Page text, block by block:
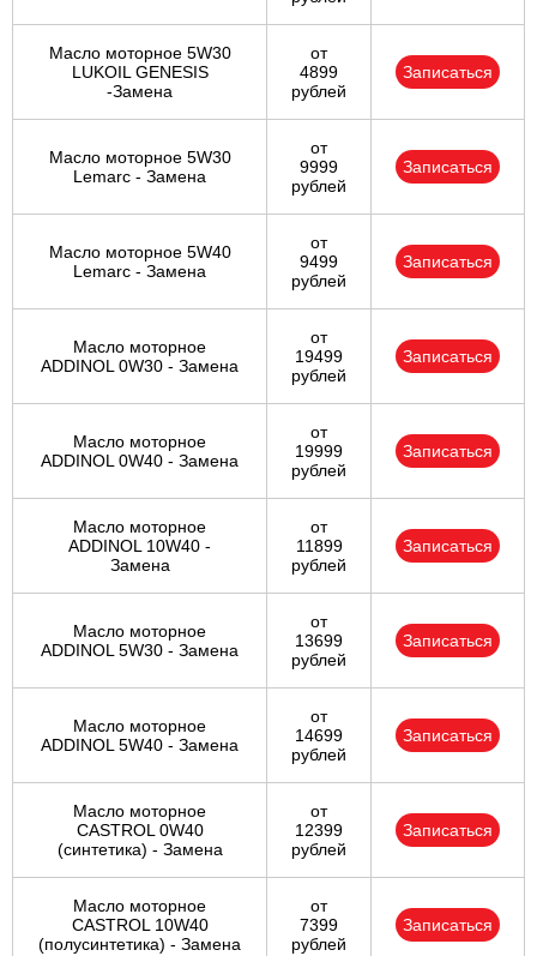
Масло моторное 5W30
LUKOIL GENESIS
-Замена
от
4899
рублей
Записаться
Масло моторное 5W30
Lemarc - Замена
от
9999
рублей
Записаться
Масло моторное 5W40
Lemarc - Замена
от
9499
рублей
Записаться
Масло моторное
ADDINOL 0W30 - Замена
от
19499
рублей
Записаться
Масло моторное
ADDINOL 0W40 - Замена
от
19999
рублей
Записаться
Масло моторное
ADDINOL 10W40 -
Замена
от
11899
рублей
Записаться
Масло моторное
ADDINOL 5W30 - Замена
от
13699
рублей
Записаться
Масло моторное
ADDINOL 5W40 - Замена
от
14699
рублей
Записаться
Масло моторное
CASTROL 0W40
(синтетика) - Замена
от
12399
рублей
Записаться
Масло моторное
CASTROL 10W40
(полусинтетика) - Замена
от
7399
рублей
Записаться